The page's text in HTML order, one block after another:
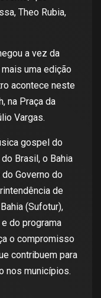
Theo Rubia,
a vez da
uma edição
acontece neste
na Praça da
Vargas.
gospel do
Brasil, o Bahia
Governo do
de
(Sufotur),
do programa
o compromisso
contribuem para
nos municípios.